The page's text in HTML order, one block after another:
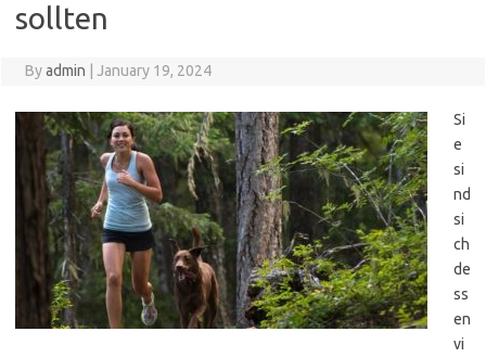
sollten
Byadmin January 19, 2024
Si
e
si
nd
si
ch
de
ss
en
vi